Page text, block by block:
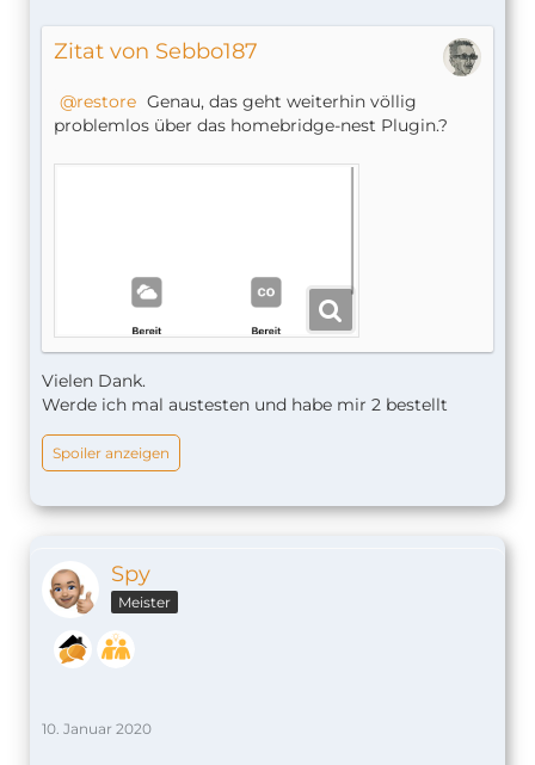
Zitat von Sebbo187
restore Genau, das geht weiterhin völlig
problemlos über das homebridge-nest Plugin.?
Vielen Dank.
Werde ich mal austesten und habe mir 2 bestellt
Spoiler anzeigen
Spy
Meister
10. Januar 2020